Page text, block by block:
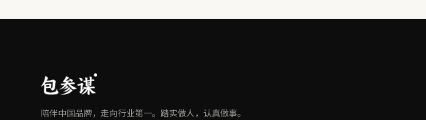
陪伴中国品牌，走向行业第一。踏实做人，认真做事。